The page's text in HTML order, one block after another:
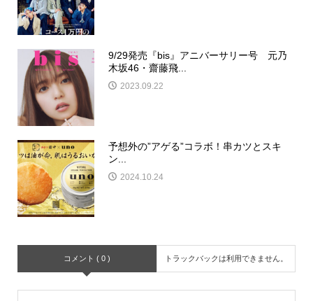
9/29発売『bis』アニバーサリー号 元乃
木坂46・齋藤飛...
2023.09.22
予想外の”アゲる”コラボ！串カツとスキ
ン...
2024.10.24
コメント ( 0 ) トラックバックは利用できません。